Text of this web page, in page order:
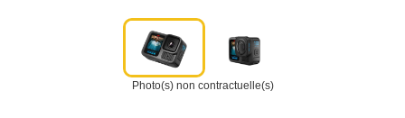
Photo(s) non contractuelle(s)